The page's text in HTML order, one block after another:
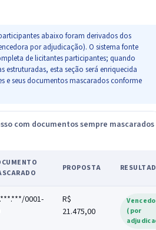
abaixo foram derivados dos
por adjudicação). O sistema fonte
de licitantes participantes; quando
estruturadas, esta seção será enriquecida
e seus documentos mascarados conforme
com documentos sempre mascarados
PROPOSTA
0001-
R$
21.475,00
(por